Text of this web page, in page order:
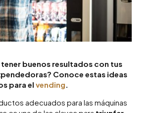
tener buenos resultados con tus
Conoce estas ideas
para el vending.
adecuados para las máquinas